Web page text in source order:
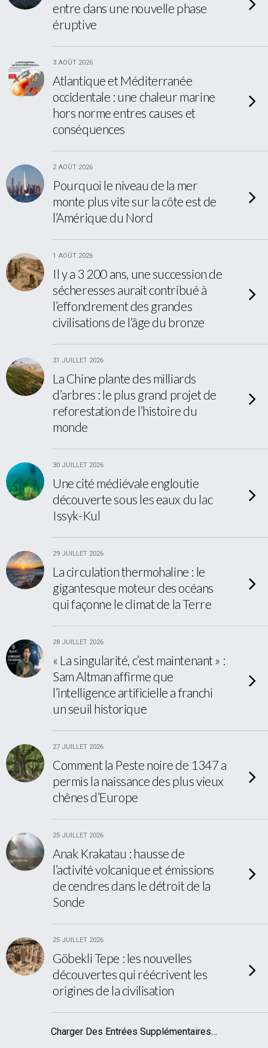
entre dans une nouvelle phase
éruptive
3 AOÛT 2026
Atlantique et Méditerranée
occidentale : une chaleur marine
hors norme entres causes et
conséquences
2 AOÛT 2026
Pourquoi le niveau de la mer
monte plus vite sur la côte est de
l’Amérique du Nord
1 AOÛT 2026
Il y a 3 200 ans, une succession de
sécheresses aurait contribué à
l’effondrement des grandes
civilisations de l’âge du bronze
31 JUILLET 2026
La Chine plante des milliards
d’arbres : le plus grand projet de
reforestation de l’histoire du
monde
30 JUILLET 2026
Une cité médiévale engloutie
découverte sous les eaux du lac
Issyk-Kul
29 JUILLET 2026
La circulation thermohaline : le
gigantesque moteur des océans
qui façonne le climat de la Terre
28 JUILLET 2026
« La singularité, c’est maintenant » :
Sam Altman affirme que
l’intelligence artificielle a franchi
un seuil historique
27 JUILLET 2026
Comment la Peste noire de 1347 a
permis la naissance des plus vieux
chênes d’Europe
25 JUILLET 2026
Anak Krakatau : hausse de
l’activité volcanique et émissions
de cendres dans le détroit de la
Sonde
25 JUILLET 2026
Göbekli Tepe : les nouvelles
découvertes qui réécrivent les
origines de la civilisation
Charger Des Entrées Supplémentaires…